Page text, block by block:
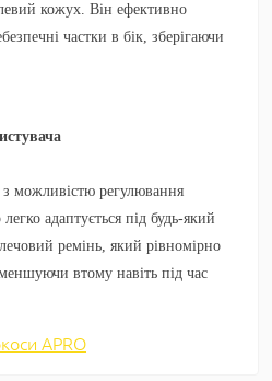
кожух. Він ефективно
частки в бік, зберігаючи
можливістю регулювання
адаптується під будь-який
ремінь, який рівномірно
втому навіть під час
APRO